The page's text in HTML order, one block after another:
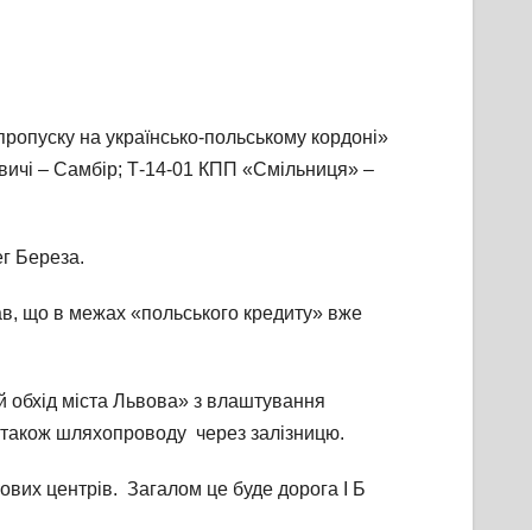
на українсько-польському кордоні»
– Самбір; Т-14-01 КПП «Смільниця» –
Береза.
що в межах «польського кредиту» вже
міста Львова» з влаштування
шляхопроводу через залізницю.
центрів. Загалом це буде дорога І Б